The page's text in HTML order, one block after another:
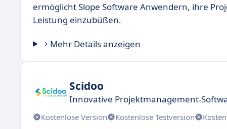
ermöglicht Slope Software Anwendern, ihre
Leistung einzubüßen.
Mehr Details anzeigen
Scidoo
Innovative Projektmanagement-
Kostenlose Version Kostenlose Testversion